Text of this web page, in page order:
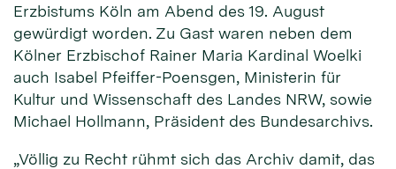
Erzbistums Köln am Abend des 19. August
gewürdigt worden. Zu Gast waren neben dem
Kölner Erzbischof Rainer Maria Kardinal Woelki
auch Isabel Pfeiffer-Poensgen, Ministerin für
Kultur und Wissenschaft des Landes NRW, sowie
Michael Hollmann, Präsident des Bundesarchivs.
„Völlig zu Recht rühmt sich das Archiv damit, das